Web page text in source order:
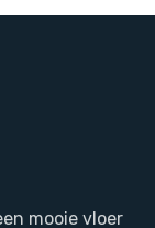
mooie vloer